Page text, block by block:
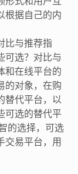
根据自己的内
比与推荐指
可选？对比与
和在线平台的
的对象，在购
替代平台，以
可选的替代平
的选择，可选
交易平台，用